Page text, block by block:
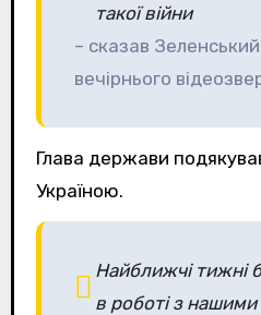
такої війни
– сказав
вечірнього
Глава держави
Україною.
Найближчі тижні
в роботі з